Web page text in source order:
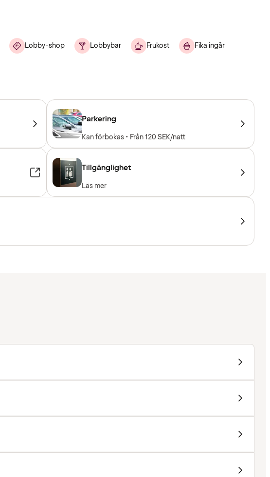
Lobby-shop Lobbybar Frukost Fika ingår
Parkering
Kan förbokas • Från 120 SEK/natt
Tillgänglighet
Läs mer